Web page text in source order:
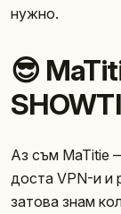
нужно.
😎
Аз съм MaTitie
доста VPN-и и
затова знам